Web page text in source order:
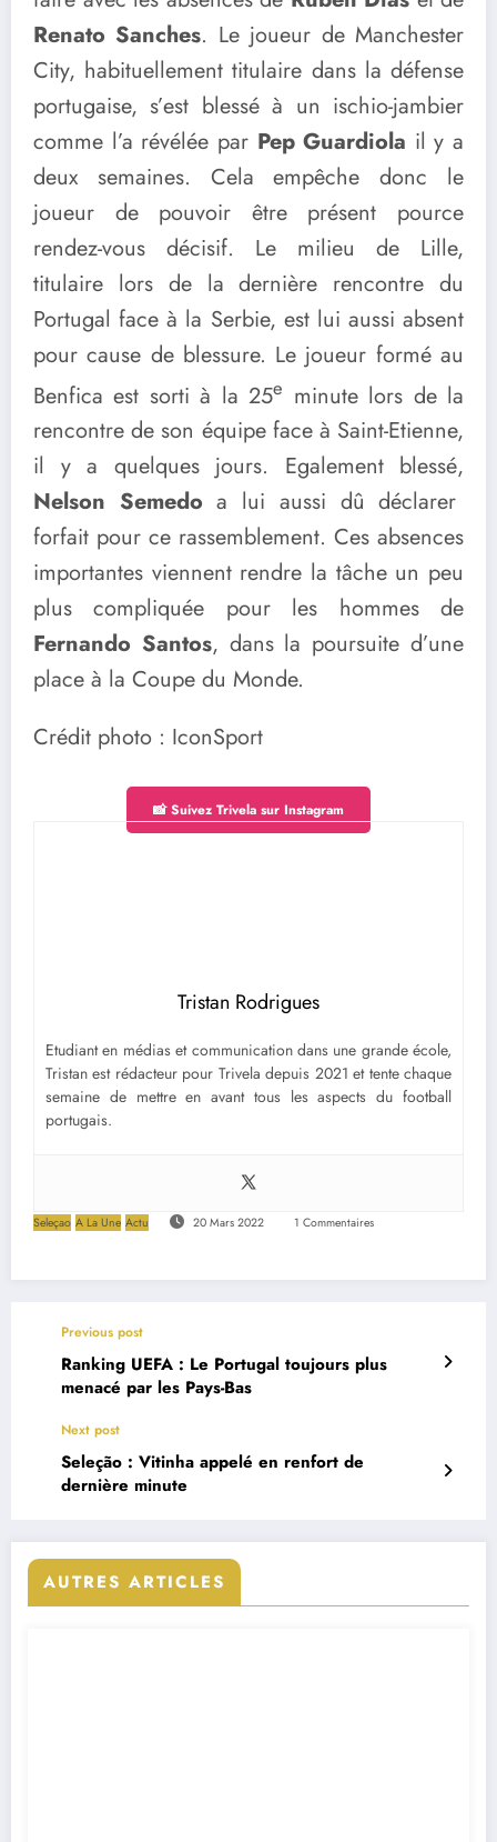
Renato Sanches. Le joueur de Manchester
City, habituellement titulaire dans la défense
portugaise, s’est blessé à un ischio-jambier
comme l’a révélée par Pep Guardiola il y a
deux semaines. Cela empêche donc le
joueur de pouvoir être présent pource
rendez-vous décisif. Le milieu de Lille,
titulaire lors de la dernière rencontre du
Portugal face à la Serbie, est lui aussi absent
pour cause de blessure. Le joueur formé au
Benfica est sorti à la 25e minute lors de la
rencontre de son équipe face à Saint-Etienne,
il y a quelques jours. Egalement blessé,
Nelson Semedo a lui aussi dû déclarer
forfait pour ce rassemblement. Ces absences
importantes viennent rendre la tâche un peu
plus compliquée pour les hommes de
Fernando Santos, dans la poursuite d’une
place à la Coupe du Monde.
Crédit photo : IconSport
📸 Suivez Trivela sur Instagram
Tristan Rodrigues
Etudiant en médias et communication dans une grande école,
Tristan est rédacteur pour Trivela depuis 2021 et tente chaque
semaine de mettre en avant tous les aspects du football
portugais.
Seleçao A La Une Actu 20 Mars 2022 1 Commentaires
Previous post
Ranking UEFA : Le Portugal toujours plus
menacé par les Pays-Bas
Next post
Seleção : Vitinha appelé en renfort de
dernière minute
AUTRES ARTICLES